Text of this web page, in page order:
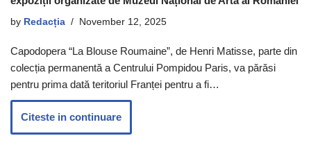
by Redacția November 12, 2025
Capodopera “La Blouse Roumaine”, de Henri Matisse, parte din
colecția permanentă a Centrului Pompidou Paris, va părăsi
pentru prima dată teritoriul Franței pentru a fi…
Citeste in continuare